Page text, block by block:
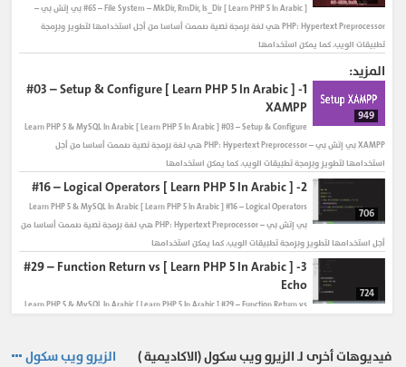
#phpmyadmin_arabic_encoding
[ Learn PHP 5 In Arabic ] #65 – File System – MkDir, RmDir, Is_Dir بي إتش بي –
PHP: Hypertext Preprocessor هي لغة برمجة نصية صممت أساسا من أجل استخدامها لتطوير وبرمجة
تطبيقات الويب. كما يمكن استخدامها
المزيد:
949
1-
[ Learn PHP 5 In Arabic ] #03 – Setup & Configure
XAMPP
Learn PHP 5 & MySQL In Arabic[ Learn PHP 5 In Arabic ] #03 – Setup & Configure
XAMPP بي إتش بي – PHP: Hypertext Preprocessor هي لغة برمجة نصية صممت أساسا من أجل
استخدامها لتطوير وبرمجة تطبيقات الويب. كما يمكن استخدامها
706
2-
[ Learn PHP 5 In Arabic ] #16 – Logical Operators
Learn PHP 5 & MySQL In Arabic[ Learn PHP 5 In Arabic ] #16 – Logical Operators
بي إتش بي – PHP: Hypertext Preprocessor هي لغة برمجة نصية صممت أساسا من
أجل استخدامها لتطوير وبرمجة تطبيقات الويب. كما يمكن استخدامها
724
3-
[ Learn PHP 5 In Arabic ] #29 – Function Return vs
Echo
Learn PHP 5 & MySQL In Arabic[ Learn PHP 5 In Arabic ] #29 – Function Return vs
فيديوهات أخرى لـ الزيرو ويب سكول (الاكاديمية ) الزيرو ويب سكول